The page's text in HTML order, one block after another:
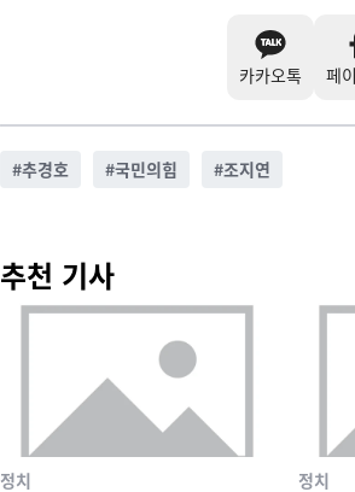
카카오톡 페
#추경호 #국민의힘 #조지연
추천 기사
정치 정치